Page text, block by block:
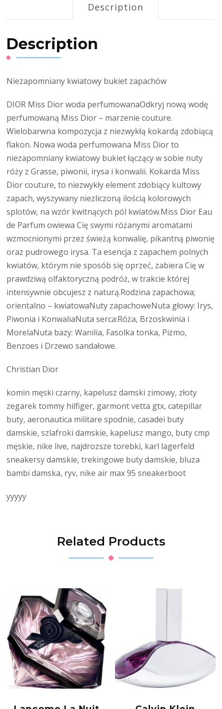
Description
Description
Niezapomniany kwiatowy bukiet zapachów
DIOR Miss Dior woda perfumowanaOdkryj nową wodę
perfumowaną Miss Dior – marzenie couture.
Wielobarwna kompozycja z niezwykłą kokardą zdobiącą
flakon. Nowa woda perfumowana Miss Dior to
niezapomniany kwiatowy bukiet łączący w sobie nuty
róży z Grasse, piwonii, irysa i konwalii. Kokarda Miss
Dior couture, to niezwykły element zdobiący kultowy
zapach, wyszywany niezliczoną ilością kolorowych
splotów, na wzór kwitnących pól kwiatów.Miss Dior Eau
de Parfum owiewa Cię swymi różanymi aromatami
wzmocnionymi przez świeżą konwalię, pikantną piwonię
oraz pudrowego irysa. Ta esencja z zapachem polnych
kwiatów, którym nie sposób się oprzeć, zabiera Cię w
prawdziwą olfaktoryczną podróż, w trakcie której
intensywnie obcujesz z naturą.Rodzina zapachowa;
orientalno – kwiatowaNuty zapachoweNuta głowy: Irys,
Piwonia i KonwaliaNuta serca:Róża, Brzoskwinia i
MorelaNuta bazy: Wanilia, Fasolka tonka, Piżmo,
Benzoes i Drzewo sandałowe.
Christian Dior
komin męski czarny, kapelusz damski zimowy, złoty
zegarek tommy hilfiger, garmont vetta gtx, catepillar
buty, aeronautica militare spodnie, casadei buty
damskie, szlafroki damskie, kapelusz mango, buty cmp
męskie, nike live, najdrozsze torebki, karl lagerfeld
sneakersy damskie, trekingowe buty damskie, bluza
bambi damska, ryv, nike air max 95 sneakerboot
yyyyy
Related Products